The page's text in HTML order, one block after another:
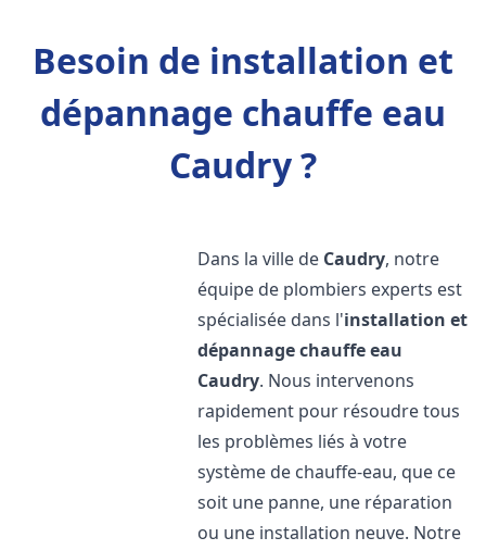
Besoin de installation et
dépannage chauffe eau
Caudry ?
Dans la ville de Caudry, notre
équipe de plombiers experts est
spécialisée dans l'installation et
dépannage chauffe eau
Caudry. Nous intervenons
rapidement pour résoudre tous
les problèmes liés à votre
système de chauffe-eau, que ce
soit une panne, une réparation
ou une installation neuve. Notre